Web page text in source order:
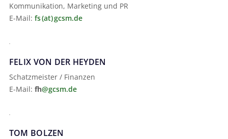
Kommunikation, Marketing und PR
E-Mail: fs (at) gcsm.de
FELIX VON DER HEYDEN
Schatzmeister / Finanzen
E-Mail: fh@gcsm.de
TOM BOLZEN